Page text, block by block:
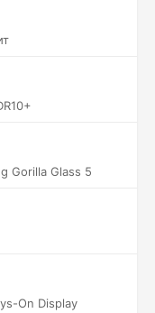
Gorilla Glass 5
On Display